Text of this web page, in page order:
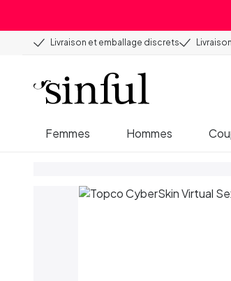
Livraison et emballage discrets
Femmes Hommes